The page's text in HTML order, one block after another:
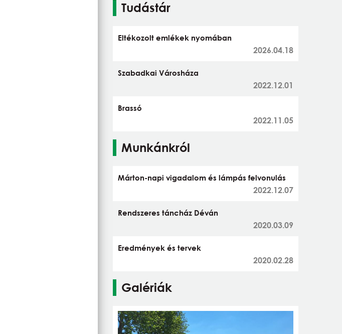
Tudástár
Eltékozolt emlékek nyomában
2026.04.18
Szabadkai Városháza
2022.12.01
Brassó
2022.11.05
Munkánkról
Márton-napi vigadalom és lámpás felvonulás
2022.12.07
Rendszeres táncház Déván
2020.03.09
Eredmények és tervek
2020.02.28
Galériák